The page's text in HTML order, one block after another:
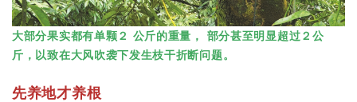
大部分果实都有单颗２ 公斤的重量， 部分甚至明显超过２公
斤，以致在大风吹袭下发生枝干折断问题。
先养地才养根